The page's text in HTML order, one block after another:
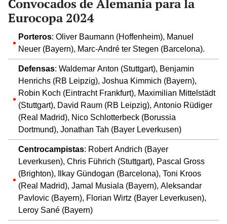
Convocados de Alemania para la
Eurocopa 2024
Porteros: Oliver Baumann (Hoffenheim), Manuel
Neuer (Bayern), Marc-André ter Stegen (Barcelona).
Defensas: Waldemar Anton (Stuttgart), Benjamin
Henrichs (RB Leipzig), Joshua Kimmich (Bayern),
Robin Koch (Eintracht Frankfurt), Maximilian Mittelstädt
(Stuttgart), David Raum (RB Leipzig), Antonio Rüdiger
(Real Madrid), Nico Schlotterbeck (Borussia
Dortmund), Jonathan Tah (Bayer Leverkusen)
Centrocampistas: Robert Andrich (Bayer
Leverkusen), Chris Führich (Stuttgart), Pascal Gross
(Brighton), Ilkay Gündogan (Barcelona), Toni Kroos
(Real Madrid), Jamal Musiala (Bayern), Aleksandar
Pavlovic (Bayern), Florian Wirtz (Bayer Leverkusen),
Leroy Sané (Bayern)